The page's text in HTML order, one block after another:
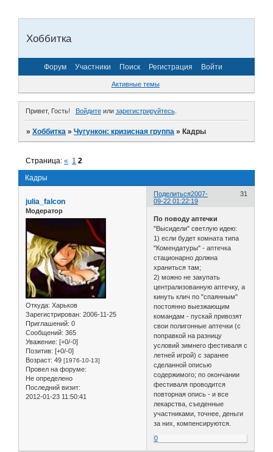
Хоббитка
Форум Участники Поиск Регистрация Войти
Активные темы
Привет, Гость! Войдитеили зарегистрируйтесь.
»Хоббитка »Чугункон: кризисная группа »Кадры
Кадры
Страница:« 1 2
Поделиться 31
2007-
09-22 01:22:19
julia_falcon
Модератор
Откуда: Харьков
Зарегистрирован: 2006-11-25
Приглашений: 0
Сообщений: 365
Уважение: [+0/-0]
Позитив: [+0/-0]
Возраст: 49 [1976-10-13]
Провел на форуме:
Не определено
Последний визит:
2012-01-23 11:50:41
По поводу аптечки
"Высидели" светлую идею:
1) если будет комната типа
"Комендатуры" - аптечка
стационарно должна
храниться там;
2) можно не закупать
централизованную аптечку, а
кинуть клич по "спаянным"
постоянно выезжающим
командам - пускай привозят
свои полигонные аптечки (с
поправкой на разницу
условий зимнего фестиваля с
летней игрой) с заранее
сделанной описью
содержимого; по окончании
фестиваля проводится
повторная опись - и все
лекарства, съеденные
участниками, точнее, деньги
за них, компенсируются.
0